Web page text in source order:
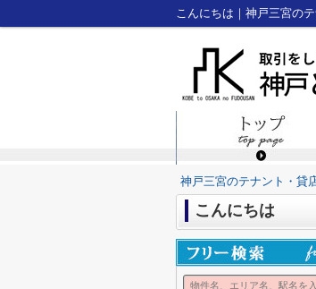
こんにちは｜神戸三宮の
神戸三宮のテナント・貸
こんにちは